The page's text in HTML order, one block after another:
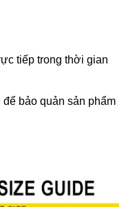
tiếp trong thời gian
bảo quản sản phẩm